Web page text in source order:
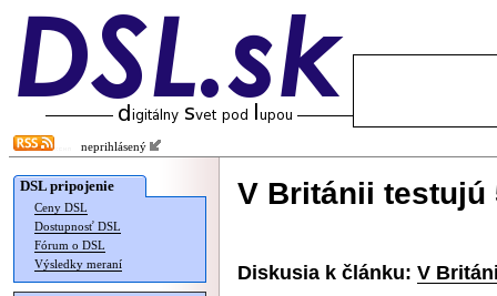
neprihlásený
DSL pripojenie
Ceny DSL
Dostupnosť DSL
Fórum o DSL
Výsledky meraní
V Británii testujú
Diskusia k článku: V